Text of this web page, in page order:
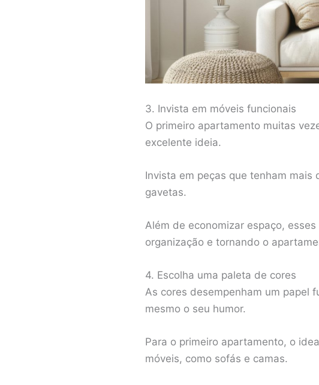
3. Invista em móveis funcionais
O primeiro apartamento muitas
excelente ideia.
Invista em peças que tenham
gavetas.
Além de economizar espaço,
organização e tornando o
4. Escolha uma paleta de cores
As cores desempenham um papel
mesmo o seu humor.
Para o primeiro apartamento, o
móveis, como sofás e camas.